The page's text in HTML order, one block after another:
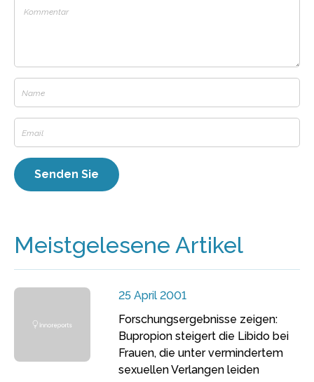
Meistgelesene Artikel
25 April 2001
Forschungsergebnisse zeigen:
Bupropion steigert die Libido bei
Frauen, die unter vermindertem
sexuellen Verlangen leiden